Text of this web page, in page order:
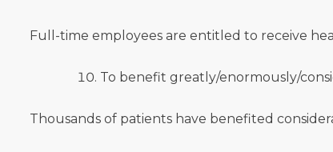
Full-time employees are entitled to receive
To benefit greatly/enormously/
Thousands of patients have benefited